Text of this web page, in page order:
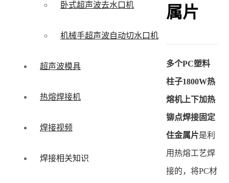
卧式超声波去水口机
机械手超声波自动切水口机
超声波模具
热熔焊接机
焊接视频
焊接相关知识
属片
多个PC塑料
柱子1800W热
熔机上下加热
铆点焊接固定
住金属片是利
用热熔工艺焊
接的，将PC材